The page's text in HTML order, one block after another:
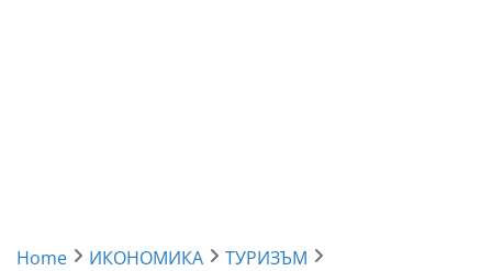
Home ИКОНОМИКА
ТУРИЗЪМ